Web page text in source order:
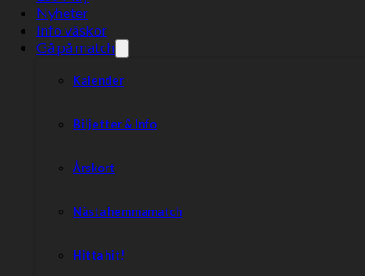
Nyheter
Info väskor
Gå på match
Kalender
Biljetter & Info
Årskort
Nästa hemmamatch
Hitta hit!